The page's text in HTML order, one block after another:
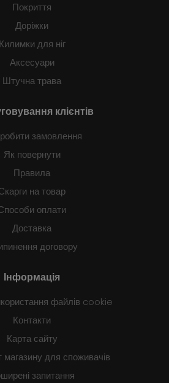
Покриття
Доріжки
Килимки для ніг
Аксесуари
Штучна трава
клієнтів
замовлення
Як повернути
Правила
на товар
оплати
Доставка
договору
Інформація
файлів cookie
Контакти
Карта сайту
магазину для споживачів
запитання